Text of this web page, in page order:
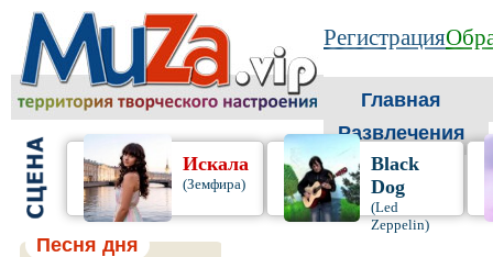
Регистрация
Главная
Развлечения
Искала
(Земфира)
Black
Dog
(Led
Zeppelin)
Песня дня